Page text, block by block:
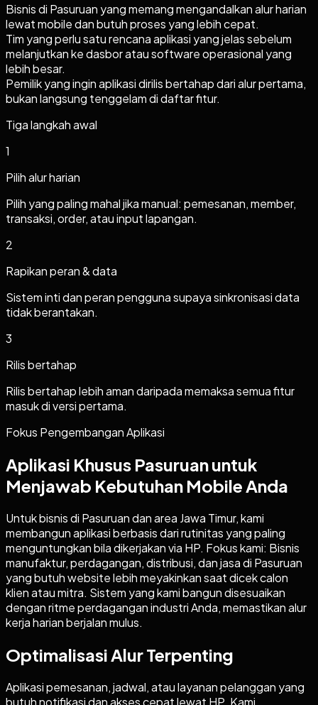
Bisnis di Pasuruan yang memang mengandalkan alur harian
lewat mobile dan butuh proses yang lebih cepat.
Tim yang perlu satu rencana aplikasi yang jelas sebelum
melanjutkan ke dasbor atau software operasional yang
lebih besar.
Pemilik yang ingin aplikasi dirilis bertahap dari alur pertama,
bukan langsung tenggelam di daftar fitur.
Tiga langkah awal
1
Pilih alur harian
Pilih yang paling mahal jika manual: pemesanan, member,
transaksi, order, atau input lapangan.
2
Rapikan peran & data
Sistem inti dan peran pengguna supaya sinkronisasi data
tidak berantakan.
3
Rilis bertahap
Rilis bertahap lebih aman daripada memaksa semua fitur
masuk di versi pertama.
Fokus Pengembangan Aplikasi
Aplikasi Khusus Pasuruan untuk
Menjawab Kebutuhan Mobile Anda
Untuk bisnis di Pasuruan dan area Jawa Timur, kami
membangun aplikasi berbasis dari rutinitas yang paling
menguntungkan bila dikerjakan via HP. Fokus kami: Bisnis
manufaktur, perdagangan, distribusi, dan jasa di Pasuruan
yang butuh website lebih meyakinkan saat dicek calon
klien atau mitra. Sistem yang kami bangun disesuaikan
dengan ritme perdagangan industri Anda, memastikan alur
kerja harian berjalan mulus.
Optimalisasi Alur Terpenting
Aplikasi pemesanan, jadwal, atau layanan pelanggan yang
butuh notifikasi dan akses cepat lewat HP. Kami